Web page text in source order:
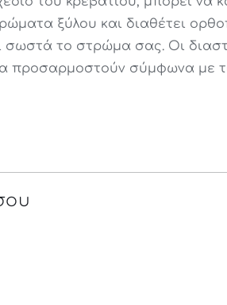
ξύλου και διαθέτει
σωστά το στρώμα σας. Οι
προσαρμοστούν σύμφωνα με